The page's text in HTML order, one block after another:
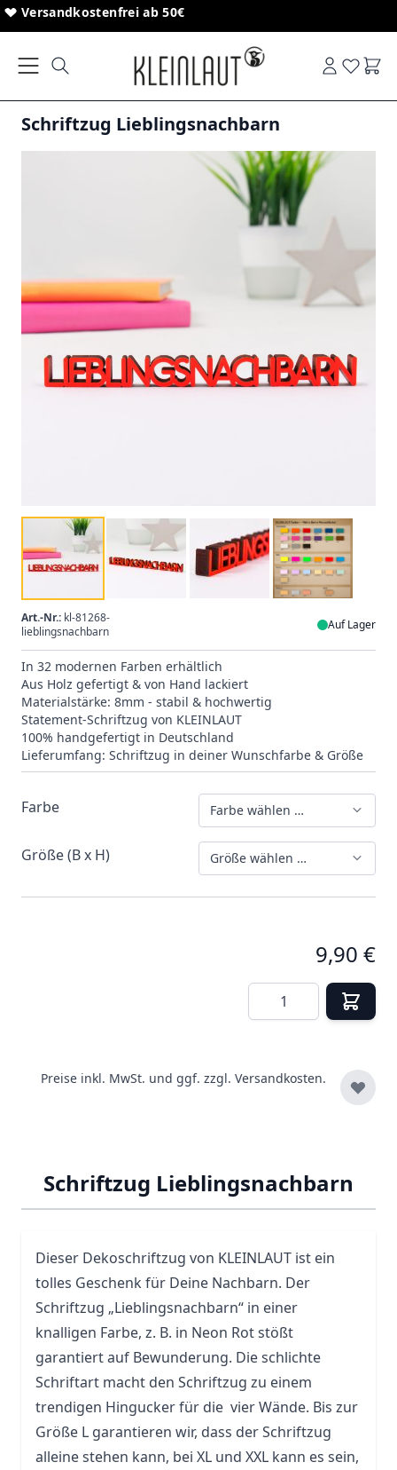
Direkt zum Inhalt
Versandkostenfrei ab 50€
Sonderanfertigungen von Schriftzügen
Schriftzug Lieblingsnachbarn
Art.-Nr.: kl-81268-
lieblingsnachbarn
Auf Lager
In 32 modernen Farben erhältlich
Aus Holz gefertigt & von Hand lackiert
Materialstärke: 8mm - stabil & hochwertig
Statement-Schriftzug von KLEINLAUT
100% handgefertigt in Deutschland
Lieferumfang: Schriftzug in deiner Wunschfarbe & Größe
Farbe Farbe wählen …
Größe (B x H) Größe wählen …
9,90 €
Menge
Preise inkl. MwSt. und ggf. zzgl. Versandkosten.
Schriftzug Lieblingsnachbarn
Dieser Dekoschriftzug von KLEINLAUT ist ein
tolles Geschenk für Deine Nachbarn. Der
Schriftzug „Lieblingsnachbarn“ in einer
knalligen Farbe, z. B. in Neon Rot stößt
garantiert auf Bewunderung. Die schlichte
Schriftart macht den Schriftzug zu einem
trendigen Hingucker für die vier Wände. Bis zur
Größe L garantieren wir, dass der Schriftzug
alleine stehen kann, bei XL und XXL kann es sein,